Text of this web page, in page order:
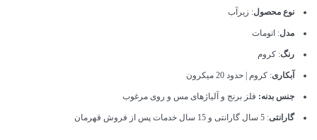
نوع محصول: زیرآب
مدل: اتومات
رنگ: کروم
آبکاری: کروم | حدود 20 میکرون
جنس بدنه: فلز برنج و آلیاژهای مس و روی مرغوب
گارانتی: 5 سال گارانتی و 15 سال خدمات پس از فروش قهرمان